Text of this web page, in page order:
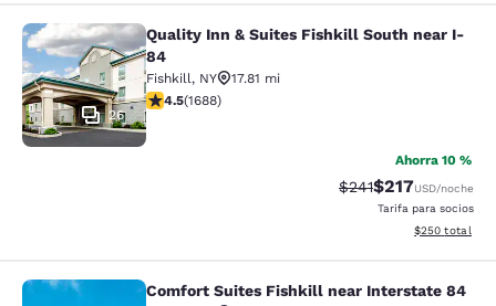
Quality Inn & Suites Fishkill South
26
Quality Inn & Suites Fishkill South near I-
84
Fishkill, NY
17.81 mi
calificación de 4.47 estrellas. Excelente. 1688 reseñas
4.5(1688)
Ahorra 10 %
Precio tachado:
$241Precio con
$217USD/noche
Tarifa para socios
Ver detalles
$250 total
Comfort Suites Fishkill near
Comfort Suites Fishkill near Interstate 84